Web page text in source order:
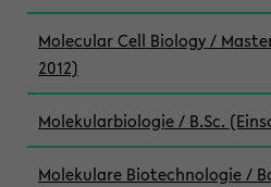
Molecular Cell Biology /
2012)
Molekularbiologie / B.Sc.
Molekulare Biotechnologie /